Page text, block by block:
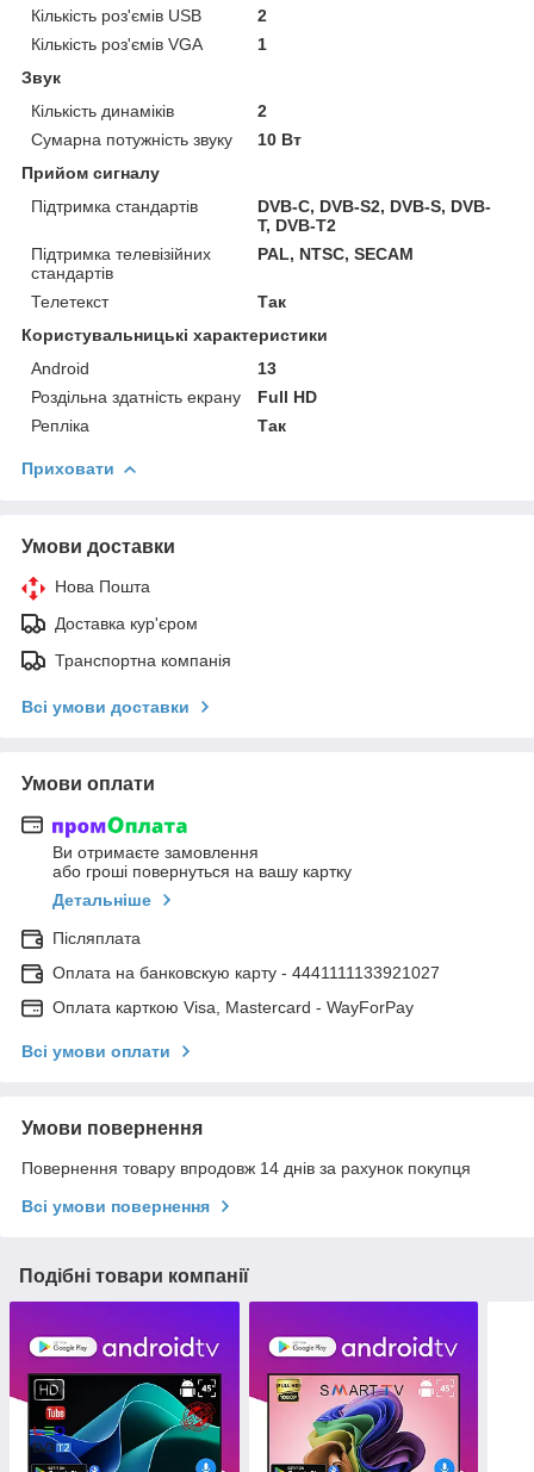
Кількість роз'ємів USB
2
Кількість роз'ємів VGA
1
Звук
Кількість динаміків
2
Сумарна потужність звуку
10 Вт
Прийом сигналу
Підтримка стандартів
DVB-C, DVB-S2, DVB-S, DVB-
T, DVB-T2
Підтримка телевізійних
стандартів
PAL, NTSC, SECAM
Телетекст
Так
Користувальницькі характеристики
Android
13
Роздільна здатність екрану
Full HD
Репліка
Так
Приховати
Умови доставки
Нова Пошта
Доставка кур'єром
Транспортна компанія
Всі умови доставки
Умови оплати
Ви отримаєте замовлення
або гроші повернуться на вашу картку
Детальніше
Післяплата
Оплата на банковскую карту - 4441111133921027
Оплата карткою Visa, Mastercard - WayForPay
Всі умови оплати
Умови повернення
Повернення товару впродовж 14 днів за рахунок покупця
Всі умови повернення
Подібні товари компанії